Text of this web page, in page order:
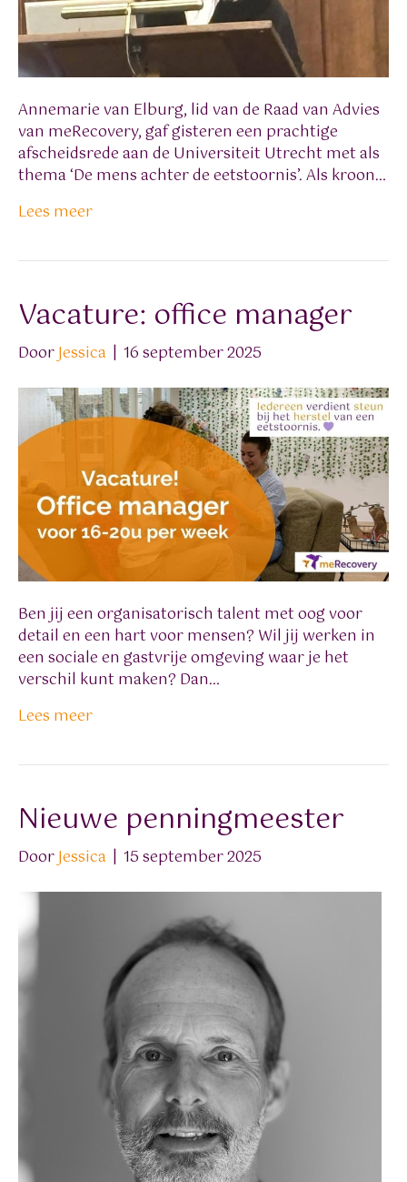
Annemarie van Elburg, lid van de Raad van Advies
van meRecovery, gaf gisteren een prachtige
afscheidsrede aan de Universiteit Utrecht met als
thema ‘De mens achter de eetstoornis’. Als kroon…
Lees meer
Vacature: office manager
DoorJessica | 16 september 2025
Ben jij een organisatorisch talent met oog voor
detail en een hart voor mensen? Wil jij werken in
een sociale en gastvrije omgeving waar je het
verschil kunt maken? Dan…
Lees meer
Nieuwe penningmeester
DoorJessica | 15 september 2025